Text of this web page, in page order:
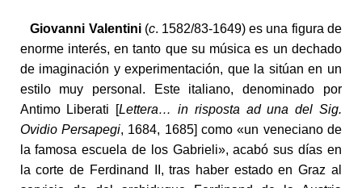
Giovanni Valentini(c. 1582/83-1649) es una figura de
enorme interés, en tanto que su música es un dechado
de imaginación y experimentación, que la sitúan en un
estilo muy personal. Este italiano, denominado por
Antimo Liberati [Lettera… in risposta ad una del Sig.
Ovidio Persapegi, 1684, 1685] como «un veneciano de
la famosa escuela de los Gabrieli», acabó sus días en
la corte de Ferdinand II, tras haber estado en Graz al